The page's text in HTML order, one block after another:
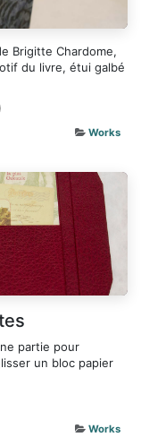
Brigitte Chardome,
du livre, étui galbé
Works
partie pour
un bloc papier
Works